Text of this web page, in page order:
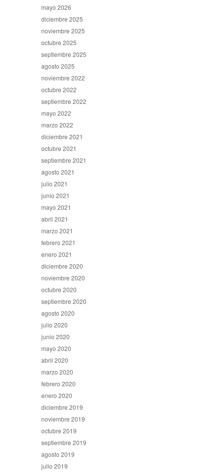
mayo 2026
diciembre 2025
noviembre 2025
octubre 2025
septiembre 2025
agosto 2025
noviembre 2022
octubre 2022
septiembre 2022
mayo 2022
marzo 2022
diciembre 2021
octubre 2021
septiembre 2021
agosto 2021
julio 2021
junio 2021
mayo 2021
abril 2021
marzo 2021
febrero 2021
enero 2021
diciembre 2020
noviembre 2020
octubre 2020
septiembre 2020
agosto 2020
julio 2020
junio 2020
mayo 2020
abril 2020
marzo 2020
febrero 2020
enero 2020
diciembre 2019
noviembre 2019
octubre 2019
septiembre 2019
agosto 2019
julio 2019